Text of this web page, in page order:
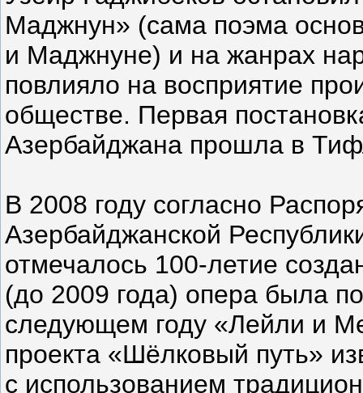
Маджнун» (сама поэма
и Маджнуне) и на жанрах
повлияло на восприятие
обществе. Первая
Азербайджана прошла в
В 2008 году согласно
Азербайджанской
отмечалось 100-летие
(до 2009 года) опера была
следующем году «Лейли и
проекта «Шёлковый путь»
с использованием